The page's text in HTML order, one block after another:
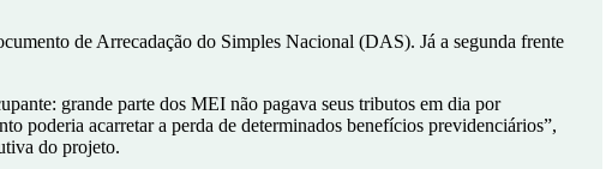
de Arrecadação do Simples Nacional (DAS). Já a segunda frente
grande parte dos MEI não pagava seus tributos em dia por
poderia acarretar a perda de determinados benefícios previdenciários”,
do projeto.